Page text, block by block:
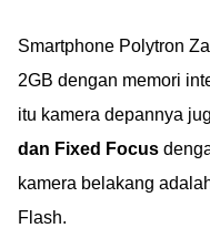
Smartphone Polytron
2GB dengan memori
itu kamera depannya
dan Fixed Focus
kamera belakang
Flash.